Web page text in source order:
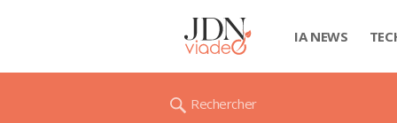
IA NEWS
Rechercher